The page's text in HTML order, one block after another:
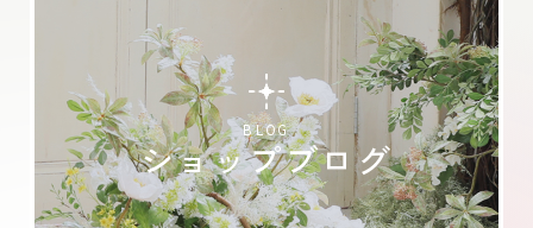
BLOG
ショップブログ